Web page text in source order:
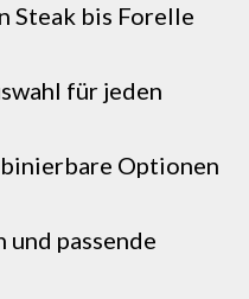
Steak bis Forelle
für jeden
Optionen
und passende